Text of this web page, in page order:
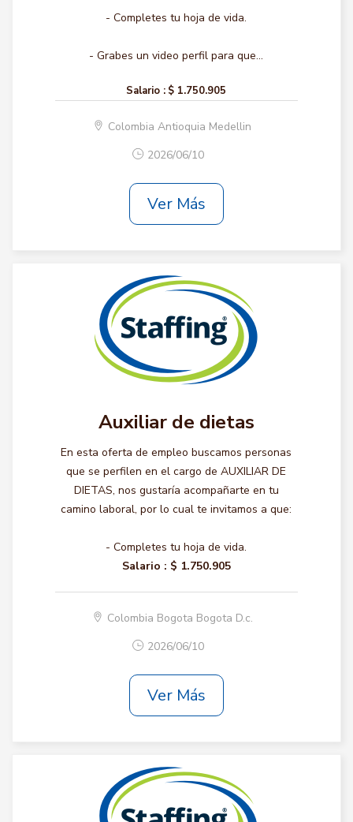
- Completes tu hoja de vida.
- Grabes un video perfil para que...
Salario : $ 1.750.905
Colombia Antioquia Medellin
2026/06/10
Ver Más
Auxiliar de dietas
En esta oferta de empleo buscamos personas
que se perfilen en el cargo de AUXILIAR DE
DIETAS, nos gustaría acompañarte en tu
camino laboral, por lo cual te invitamos a que:
- Completes tu hoja de vida.
Salario : $ 1.750.905
Colombia Bogota Bogota D.c.
2026/06/10
Ver Más